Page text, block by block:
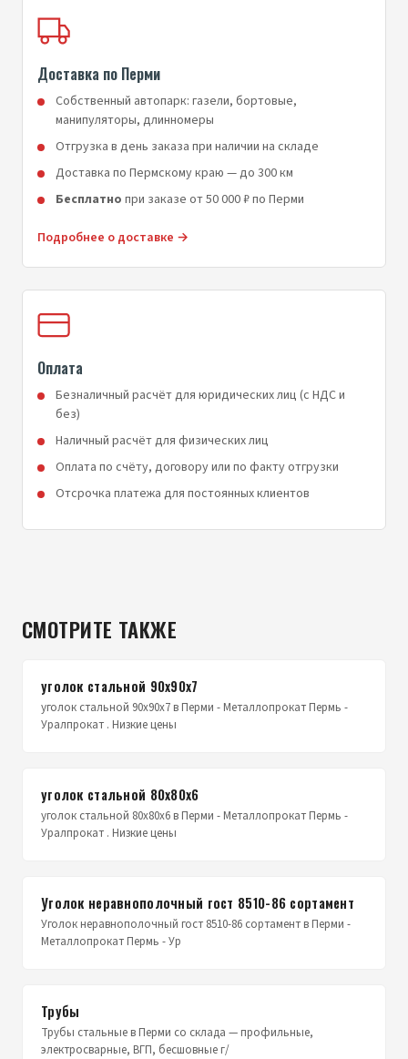
Доставка по Перми
Собственный автопарк: газели, бортовые,
манипуляторы, длинномеры
Отгрузка в день заказа при наличии на складе
Доставка по Пермскому краю — до 300 км
Бесплатно при заказе от 50 000 ₽ по Перми
Подробнее о доставке →
Оплата
Безналичный расчёт для юридических лиц (с НДС и
без)
Наличный расчёт для физических лиц
Оплата по счёту, договору или по факту отгрузки
Отсрочка платежа для постоянных клиентов
СМОТРИТЕ ТАКЖЕ
уголок стальной 90х90х7
уголок стальной 90х90х7 в Перми - Металлопрокат Пермь -
Уралпрокат . Низкие цены
уголок стальной 80х80х6
уголок стальной 80х80х6 в Перми - Металлопрокат Пермь -
Уралпрокат . Низкие цены
Уголок неравнополочный гост 8510-86 сортамент
Уголок неравнополочный гост 8510-86 сортамент в Перми -
Металлопрокат Пермь - Ур
Трубы
Трубы стальные в Перми со склада — профильные,
электросварные, ВГП, бесшовные г/